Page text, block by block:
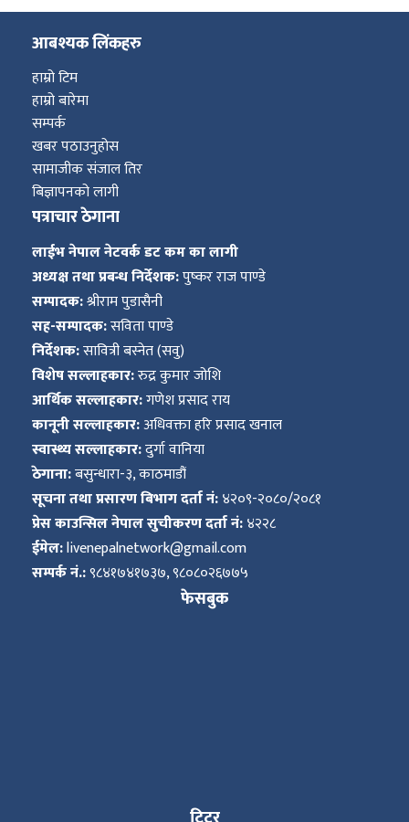
आबश्यक लिंकहरु
हाम्रो टिम
हाम्रो बारेमा
सम्पर्क
खबर पठाउनुहोस
सामाजीक संजाल तिर
बिज्ञापनको लागी
पत्राचार ठेगाना
लाईभ नेपाल नेटवर्क डट कम का लागी
अध्यक्ष तथा प्रबन्ध निर्देशक:पुष्कर राज पाण्डे
सम्पादक:श्रीराम पुडासैनी
सह-सम्पादक:सविता पाण्डे
निर्देशक:सावित्री बस्नेत (सवु)
विशेष सल्लाहकार:रुद्र कुमार जोशि
आर्थिक सल्लाहकार:गणेश प्रसाद राय
कानूनी सल्लाहकार:अधिवक्ता हरि प्रसाद खनाल
स्वास्थ्य सल्लाहकार:दुर्गा वानिया
ठेगाना:बसुन्धारा-३, काठमाडौं
सूचना तथा प्रसारण बिभाग दर्ता नं:४२०९-२०८०/२०८१
प्रेस काउन्सिल नेपाल सुचीकरण दर्ता नं:४२२८
ईमेल:livenepalnetwork@gmail.com
सम्पर्क नं.:९८४१७४१७३७, ९८०८०२६७७५
फेसबुक